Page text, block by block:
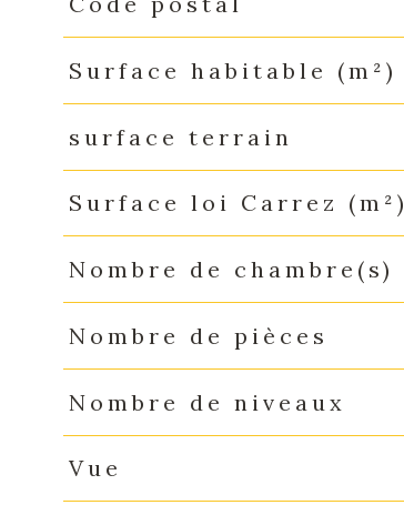
Surface habitable (m²)
surface terrain
Surface loi Carrez (m²)
Nombre de chambre(s)
Nombre de pièces
Nombre de niveaux
Vue